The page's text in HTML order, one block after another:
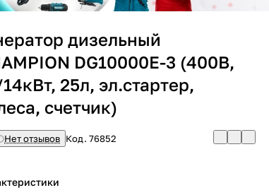
дизельный
DG10000E-3 (400В,
25л, эл.стартер,
счетчик)
Нет отзывов Код.76852